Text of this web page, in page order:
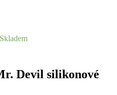
Skladem
Devil silikonové